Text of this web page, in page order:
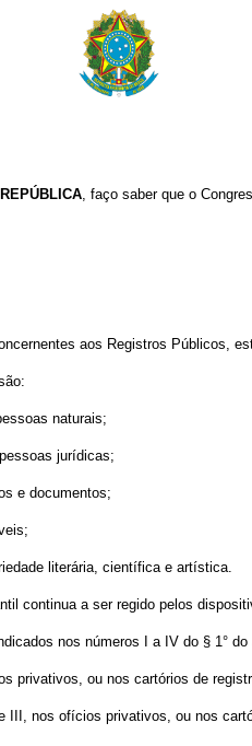
, faço saber que o
aos Registros Públicos,
naturais;
jurídicas;
e documentos;
literária, científica e artística.
continua a ser regido pelos
nos números I a IV do § 1°
privativos, ou nos cartórios de
III, nos ofícios privativos, ou nos